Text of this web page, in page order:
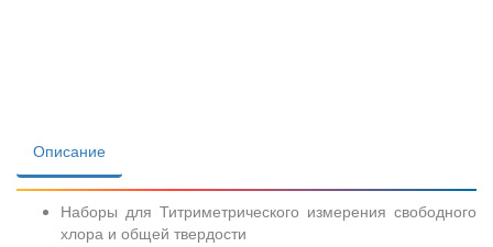
Описание
Наборы для Титриметрического измерения свободного
хлора и общей твердости